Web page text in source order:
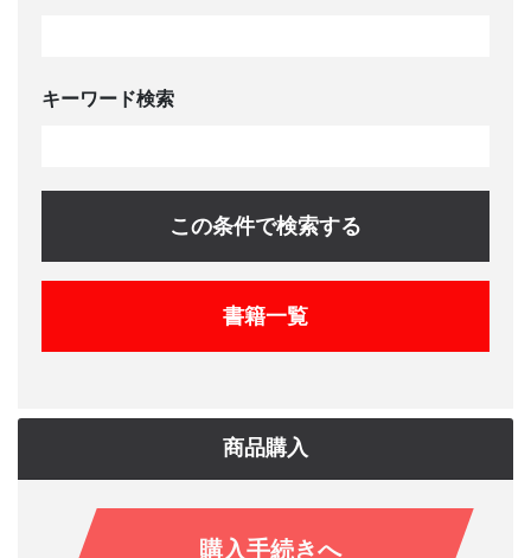
キーワード検索
この条件で検索する
書籍一覧
商品購入
購入手続きへ